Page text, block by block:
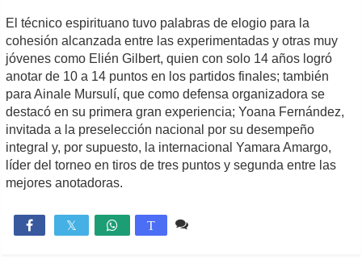
El técnico espirituano tuvo palabras de elogio para la
cohesión alcanzada entre las experimentadas y otras muy
jóvenes como Elién Gilbert, quien con solo 14 años logró
anotar de 10 a 14 puntos en los partidos finales; también
para Ainale Mursulí, que como defensa organizadora se
destacó en su primera gran experiencia; Yoana Fernández,
invitada a la preselección nacional por su desempeño
integral y, por supuesto, la internacional Yamara Amargo,
líder del torneo en tiros de tres puntos y segunda entre las
mejores anotadoras.
 T